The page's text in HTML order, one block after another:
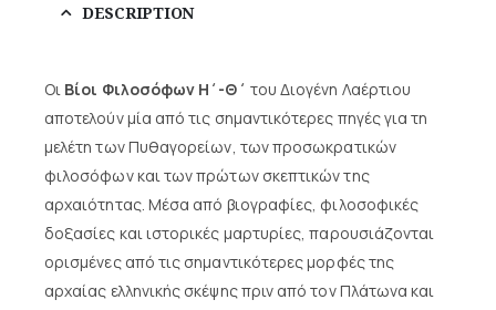
DESCRIPTION
Οι Βίοι Φιλοσόφων Η΄-Θ΄ του Διογένη Λαέρτιου
αποτελούν μία από τις σημαντικότερες πηγές για τη
μελέτη των Πυθαγορείων, των προσωκρατικών
φιλοσόφων και των πρώτων σκεπτικών της
αρχαιότητας. Μέσα από βιογραφίες, φιλοσοφικές
δοξασίες και ιστορικές μαρτυρίες, παρουσιάζονται
ορισμένες από τις σημαντικότερες μορφές της
αρχαίας ελληνικής σκέψης πριν από τον Πλάτωνα και